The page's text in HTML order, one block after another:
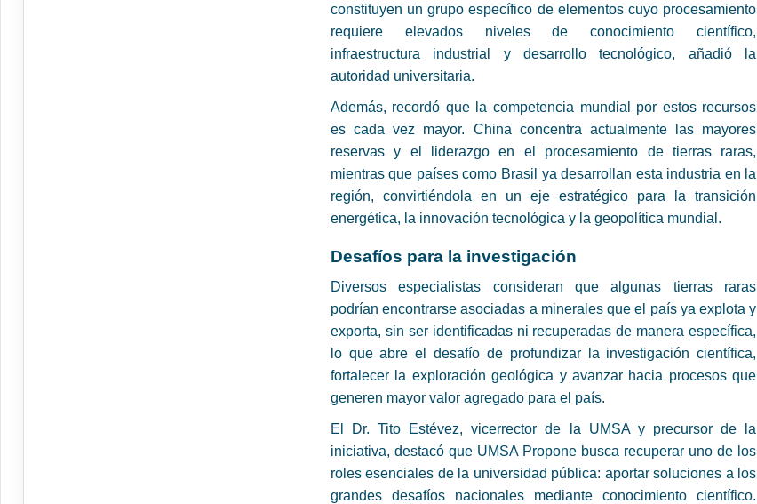
constituyen un grupo específico de elementos cuyo procesamiento
requiere elevados niveles de conocimiento científico,
infraestructura industrial y desarrollo tecnológico, añadió la
autoridad universitaria.
Además, recordó que la competencia mundial por estos recursos
es cada vez mayor. China concentra actualmente las mayores
reservas y el liderazgo en el procesamiento de tierras raras,
mientras que países como Brasil ya desarrollan esta industria en la
región, convirtiéndola en un eje estratégico para la transición
energética, la innovación tecnológica y la geopolítica mundial.
Desafíos para la investigación
Diversos especialistas consideran que algunas tierras raras
podrían encontrarse asociadas a minerales que el país ya explota y
exporta, sin ser identificadas ni recuperadas de manera específica,
lo que abre el desafío de profundizar la investigación científica,
fortalecer la exploración geológica y avanzar hacia procesos que
generen mayor valor agregado para el país.
El Dr. Tito Estévez, vicerrector de la UMSA y precursor de la
iniciativa, destacó que UMSA Propone busca recuperar uno de los
roles esenciales de la universidad pública: aportar soluciones a los
grandes desafíos nacionales mediante conocimiento científico.